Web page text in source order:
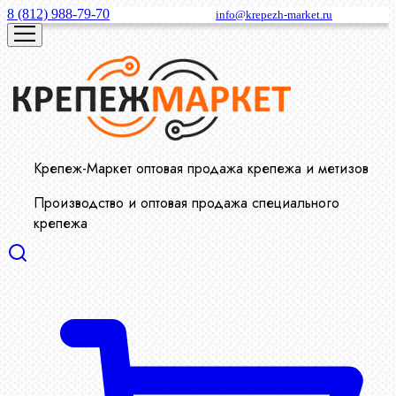
8 (812) 988-79-70 info@krepezh-market.ru
Крепеж-Маркет оптовая продажа крепежа и метизов
Производство и оптовая продажа специального
крепежа